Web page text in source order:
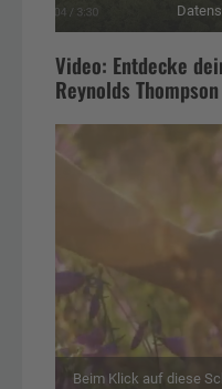
Video: Entdecke
Reynolds Thompson
Beim Klick auf diese